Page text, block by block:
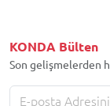
KONDA Bülten
Son gelişmelerden